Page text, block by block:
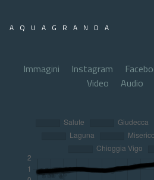
AQUAGRANDA
Immagini Instagram
Video
Audio